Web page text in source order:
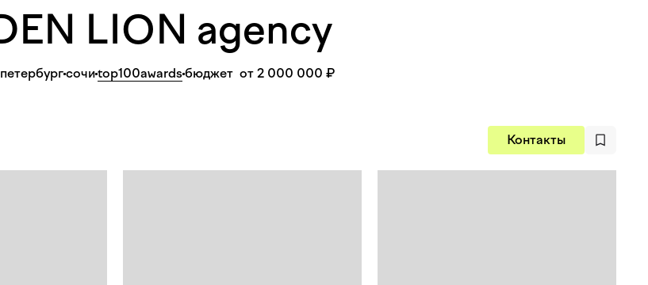
LION agency
сочиtop100awardsбюджет от 2 000 000 ₽
Контакты